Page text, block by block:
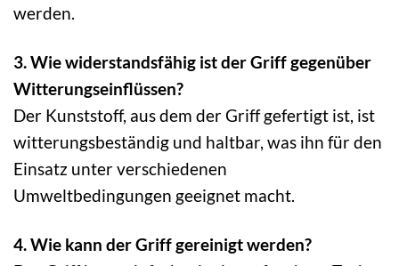
werden.
3. Wie widerstandsfähig ist der Griff gegenüber
Witterungseinflüssen?
Der Kunststoff, aus dem der Griff gefertigt ist, ist
witterungsbeständig und haltbar, was ihn für den
Einsatz unter verschiedenen
Umweltbedingungen geeignet macht.
4. Wie kann der Griff gereinigt werden?